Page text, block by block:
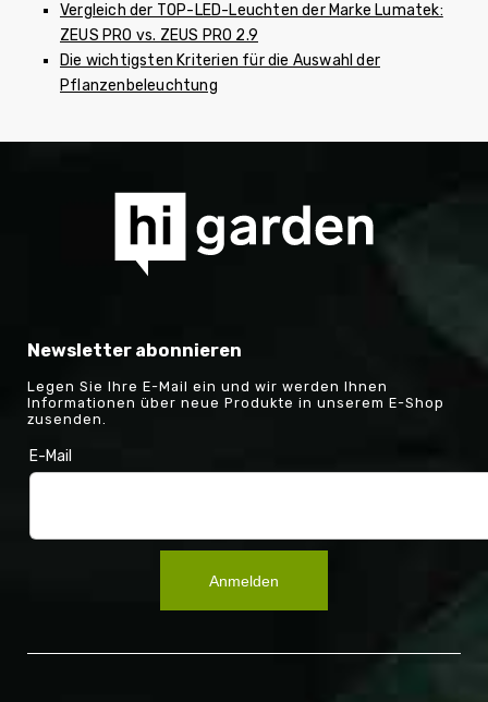
Vergleich der TOP-LED-Leuchten der Marke Lumatek:
ZEUS PRO vs. ZEUS PRO 2.9
Die wichtigsten Kriterien für die Auswahl der
Pflanzenbeleuchtung
Newsletter abonnieren
Legen Sie Ihre E-Mail ein und wir werden Ihnen
Informationen über neue Produkte in unserem E-Shop
zusenden.
E-Mail
Anmelden